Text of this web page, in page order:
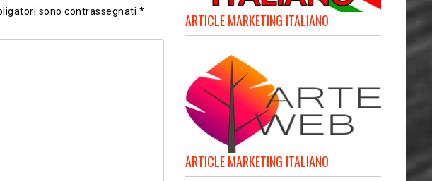
sono contrassegnati *
ARTICLE MARKETING ITALIANO
ARTICLE MARKETING ITALIANO